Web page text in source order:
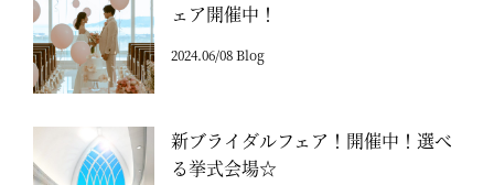
ェア開催中！
2024.06/08 Blog
新ブライダルフェア！開催中！選べ
る挙式会場☆